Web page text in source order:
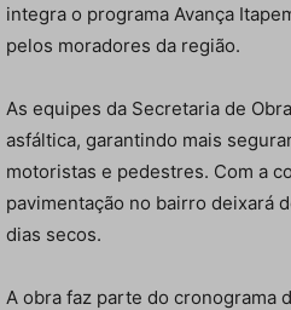
integra o programa Avança
pelos moradores da região.
As equipes da Secretaria de
asfáltica, garantindo mais
motoristas e pedestres. Com a
pavimentação no bairro deixará
dias secos.
A obra faz parte do cronograma